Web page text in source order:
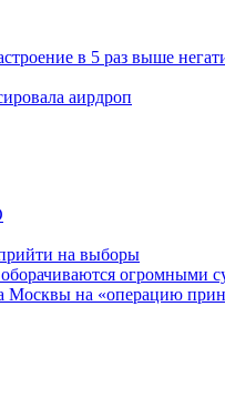
в 5 раз выше
аирдроп
на выборы
огромными
Москвы на «операцию